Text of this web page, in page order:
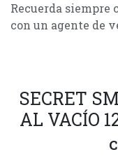
Recuerda siempre
con un agente de
SECRET
AL VACÍO